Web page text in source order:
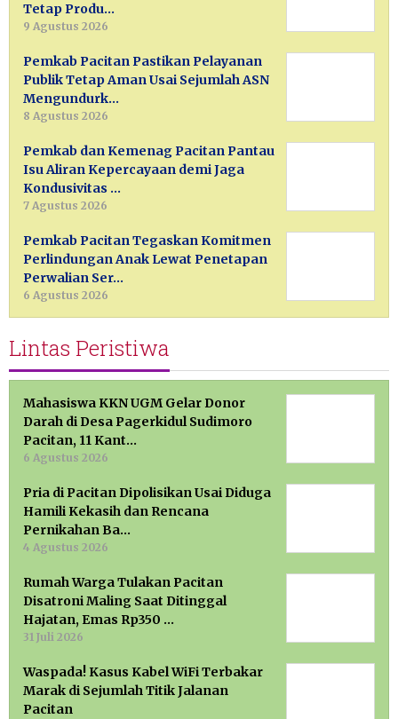
Tetap Produ…
9 Agustus 2026
Pemkab Pacitan Pastikan Pelayanan
Publik Tetap Aman Usai Sejumlah ASN
Mengundurk…
8 Agustus 2026
Pemkab dan Kemenag Pacitan Pantau
Isu Aliran Kepercayaan demi Jaga
Kondusivitas …
7 Agustus 2026
Pemkab Pacitan Tegaskan Komitmen
Perlindungan Anak Lewat Penetapan
Perwalian Ser…
6 Agustus 2026
Lintas Peristiwa
Mahasiswa KKN UGM Gelar Donor
Darah di Desa Pagerkidul Sudimoro
Pacitan, 11 Kant…
6 Agustus 2026
Pria di Pacitan Dipolisikan Usai Diduga
Hamili Kekasih dan Rencana
Pernikahan Ba…
4 Agustus 2026
Rumah Warga Tulakan Pacitan
Disatroni Maling Saat Ditinggal
Hajatan, Emas Rp350 …
31 Juli 2026
Waspada! Kasus Kabel WiFi Terbakar
Marak di Sejumlah Titik Jalanan
Pacitan